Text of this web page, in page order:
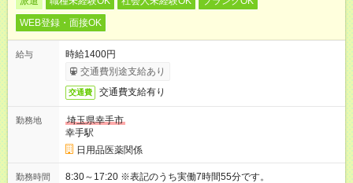
WEB登録・面接OK
給与
時給1400円
交通費別途支給あり
交通費 交通費支給有り
勤務地
埼玉県幸手市
幸手駅
日用品医薬関係
勤務時間 8:30～17:20 ※表記のうち実働7時間55分です。